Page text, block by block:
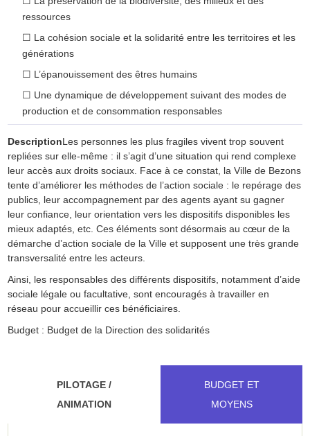
ressources
☐ La cohésion sociale et la solidarité entre les territoires et les
générations
☐ L’épanouissement des êtres humains
☐ Une dynamique de développement suivant des modes de
production et de consommation responsables
DescriptionLes personnes les plus fragiles vivent trop souvent
repliées sur elle-même : il s’agit d’une situation qui rend complexe
leur accès aux droits sociaux. Face à ce constat, la Ville de Bezons
tente d’améliorer les méthodes de l’action sociale : le repérage des
publics, leur accompagnement par des agents ayant su gagner
leur confiance, leur orientation vers les dispositifs disponibles les
mieux adaptés, etc. Ces éléments sont désormais au cœur de la
démarche d’action sociale de la Ville et supposent une très grande
transversalité entre les acteurs.
Ainsi, les responsables des différents dispositifs, notamment d’aide
sociale légale ou facultative, sont encouragés à travailler en
réseau pour accueillir ces bénéficiaires.
Budget : Budget de la Direction des solidarités
PILOTAGE /
ANIMATION
BUDGET ET
MOYENS